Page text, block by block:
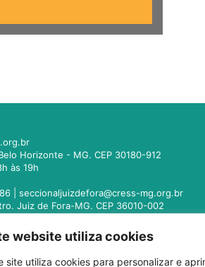
website utiliza cookies
site utiliza cookies para personalizar e
Horizonte - MG. CEP 30180-912
às 19h
|seccionaljuizdefora@cress-mg.org.br
Juiz de Fora-MG. CEP 36010-002
às 19h
9358 |seccionalmontesclaros@cress-